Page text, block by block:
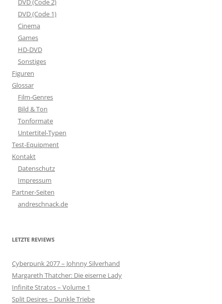
DVD (Code 2)
DVD (Code 1)
Cinema
Games
HD-DVD
Sonstiges
Figuren
Glossar
Film-Genres
Bild & Ton
Tonformate
Untertitel-Typen
Test-Equipment
Kontakt
Datenschutz
Impressum
Partner-Seiten
andreschnack.de
LETZTE REVIEWS
Cyberpunk 2077 – Johnny Silverhand
Margareth Thatcher: Die eiserne Lady
Infinite Stratos – Volume 1
Split Desires – Dunkle Triebe